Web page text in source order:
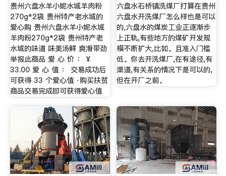
贵州六盘水羊小妮水城羊肉粉
270g*2袋 贵州特产老水城的
爱心购 贵州六盘水羊小妮水城
羊肉粉270g*2袋 贵州特产老
水城的味道 味美汤鲜 爽滑带劲
举报此商品 爱 心 价 ： ¥
33.00 爱 心 值 ： 交易成功后
可获得 33 个爱心值 ·购买扶贫
商品交易完成即可获得爱心值
六盘水石桥镇洗煤厂打算在贵州
六盘水开洗煤厂怎么样也是可以
的,六盘水的煤炭工业正逐渐步
上正轨,有些地方的煤矿开发规
模不断扩大,比如。且准入门槛
低。你去开洗煤厂,在有途径,有
渠道,有关系的情况下是可以的,
但在开厂之前。